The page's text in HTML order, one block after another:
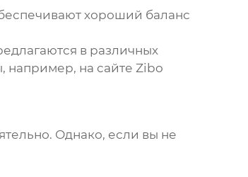
хороший баланс
в различных
например, на сайте Zibo
Однако, если вы не